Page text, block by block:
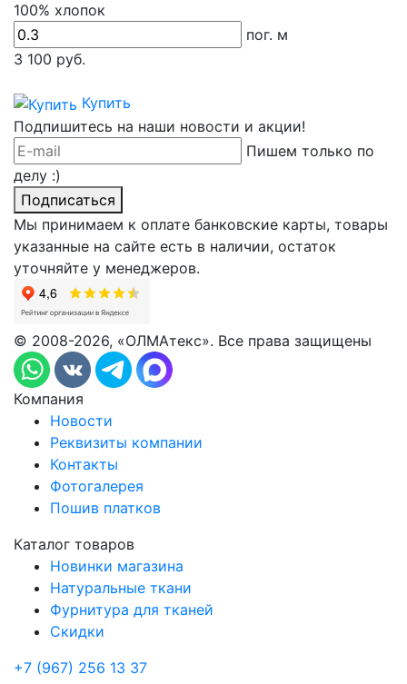
100% хлопок
пог. м
3 100руб.
Купить
Подпишитесь на наши новости и акции!
Пишем только по
делу :)
Подписаться
Мы принимаем к оплате банковские карты, товары
указанные на сайте есть в наличии, остаток
уточняйте у менеджеров.
© 2008-2026, «ОЛМАтекс». Все права защищены
Компания
Новости
Реквизиты компании
Контакты
Фотогалерея
Пошив платков
Каталог товаров
Новинки магазина
Натуральные ткани
Фурнитура для тканей
Скидки
+7 (967) 256 13 37